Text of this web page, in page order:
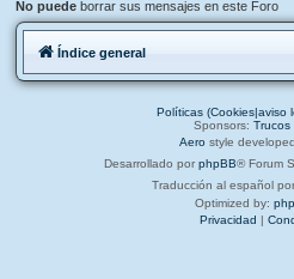
No puede borrar sus mensajes en este Foro
Índice general
Políticas (Cookies|aviso
Sponsors: Trucos
Aero style
Desarrollado por phpBB® Forum
Traducción al español por
Optimized by:
Privacidad |